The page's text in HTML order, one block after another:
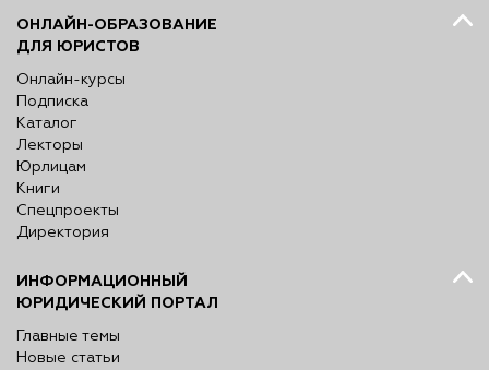
ОНЛАЙН-ОБРАЗОВАНИЕ
ДЛЯ ЮРИСТОВ
Онлайн-курсы
Подписка
Каталог
Лекторы
Юрлицам
Книги
Спецпроекты
Директория
ИНФОРМАЦИОННЫЙ
ЮРИДИЧЕСКИЙ ПОРТАЛ
Главные темы
Новые статьи